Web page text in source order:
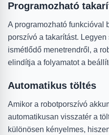
Programozható
A programozható funkcióval
porszívó a takarítást.
ismétlődő menetrendről, a
elindítja a folyamatot a
Automatikus töltés
Amikor a robotporszívó
automatikusan visszatér a
különösen kényelmes,